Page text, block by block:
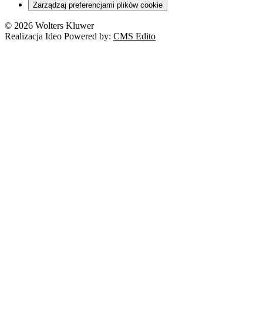
Zarządzaj preferencjami plików cookie
© 2026 Wolters Kluwer
Realizacja Ideo Powered by: CMS Edito